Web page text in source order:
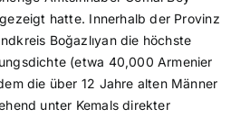
hatte. Innerhalb der Provinz
Boğazlıyan die höchste
(etwa 40,000 Armenier
die über 12 Jahre alten Männer
unter Kemals direkter